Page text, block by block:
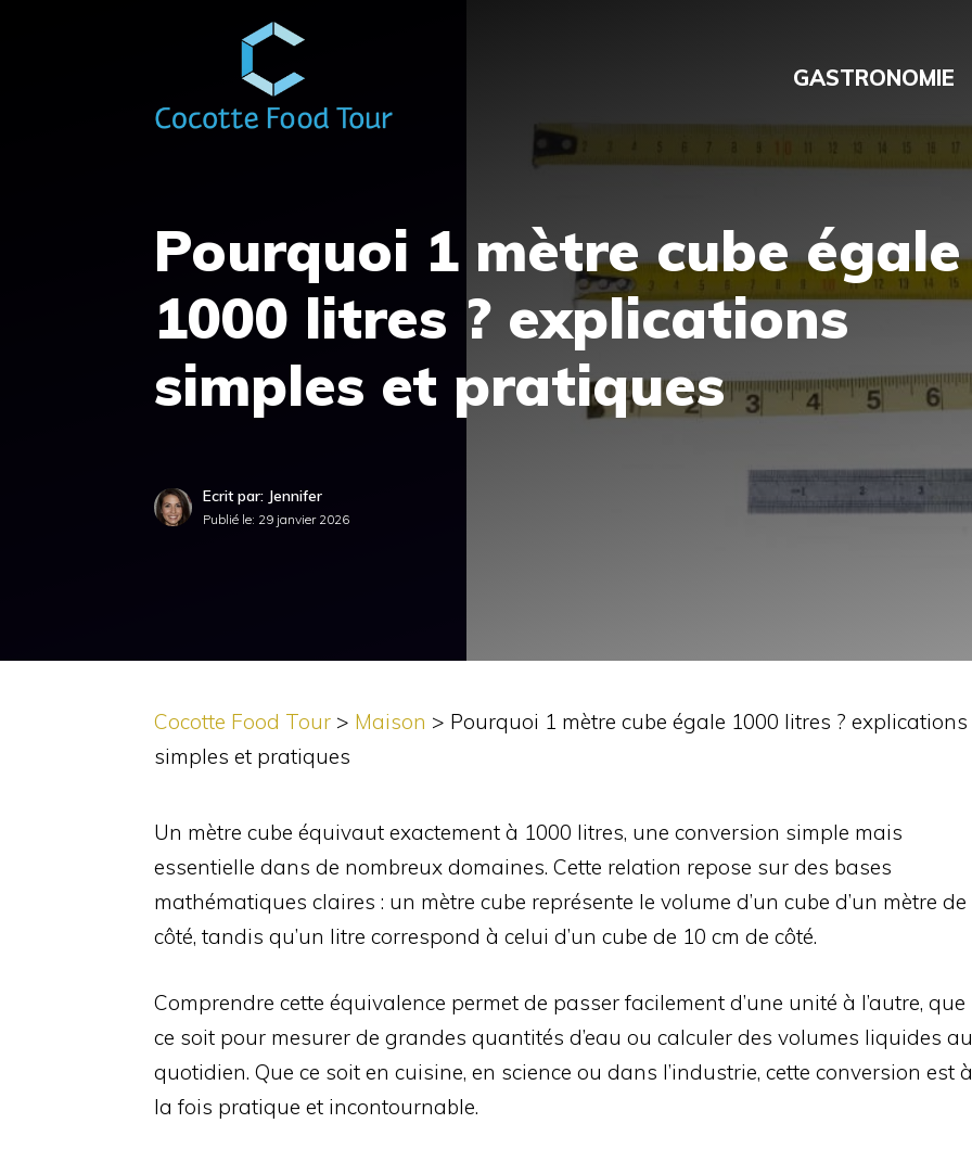
GASTRONOMIE
Pourquoi 1 mètre cube égale
1000 litres ? explications
simples et pratiques
Ecrit par: Jennifer
Publié le: 29 janvier 2026
Cocotte Food Tour > Maison > Pourquoi 1 mètre cube égale 1000 litres ? explications
simples et pratiques
Un mètre cube équivaut exactement à 1000 litres, une conversion simple mais
essentielle dans de nombreux domaines. Cette relation repose sur des bases
mathématiques claires : un mètre cube représente le volume d’un cube d’un mètre de
côté, tandis qu’un litre correspond à celui d’un cube de 10 cm de côté.
Comprendre cette équivalence permet de passer facilement d’une unité à l’autre, que
ce soit pour mesurer de grandes quantités d’eau ou calculer des volumes liquides au
quotidien. Que ce soit en cuisine, en science ou dans l’industrie, cette conversion est à
la fois pratique et incontournable.